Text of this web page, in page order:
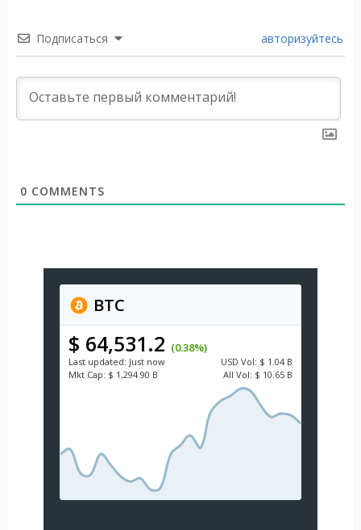
Подписаться авторизуйтесь
0 COMMENTS
BTC
$ 64,531.2 (0.38%)
Last updated: Just now USD Vol: $ 1.04 B
Mkt Cap: $ 1,294.90 B All Vol: $ 10.65 B